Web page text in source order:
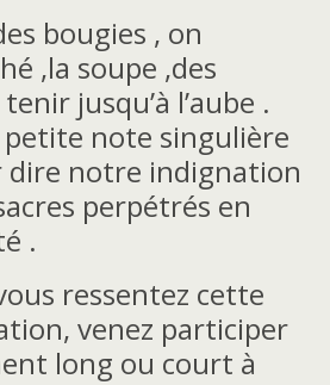
bougies , on
,la soupe ,des
jusqu’à l’aube .
petite note singulière
dire notre indignation
perpétrés en
.
ressentez cette
venez participer
long ou court à